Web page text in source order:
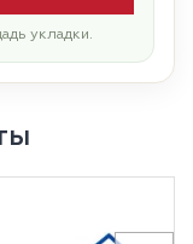
укладки.